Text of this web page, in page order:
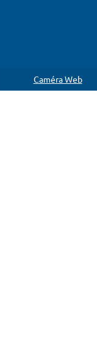
Caméra Web